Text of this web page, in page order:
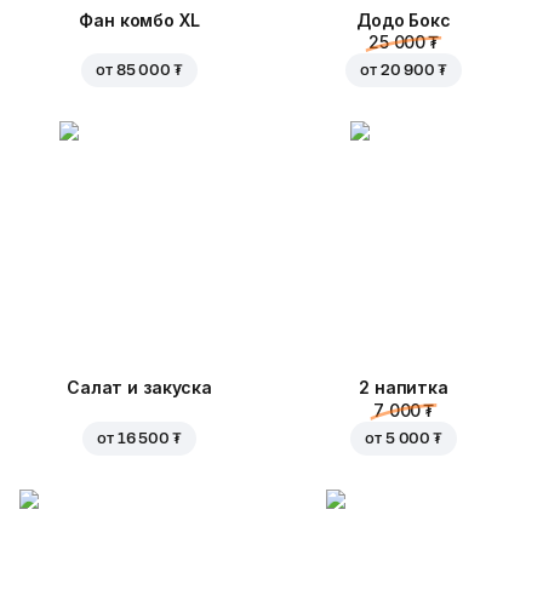
Фан комбо XL
от 85 000 ₮
Додо Бокс
25 000 ₮
от 20 900 ₮
Салат и закуска
от 16 500 ₮
2 напитка
7 000 ₮
от 5 000 ₮